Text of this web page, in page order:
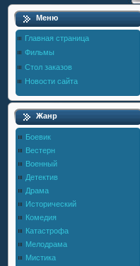
Меню
Главная страница
Фильмы
Стол заказов
Новости сайта
Жанр
Боевик
Вестерн
Военный
Детектив
Драма
Исторический
Комедия
Катастрофа
Мелодрама
Мистика